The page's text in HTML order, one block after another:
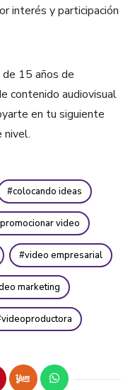
interés y participación
15 años de
contenido audiovisual
en tu siguiente
nivel.
colocando ideas
promocionar video
video empresarial
marketing
videoproductora